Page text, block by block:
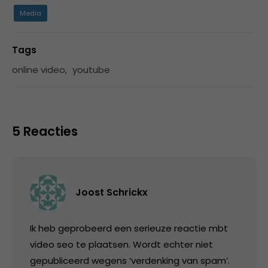
Media
Tags
online video, youtube
5 Reacties
Joost Schrickx
Ik heb geprobeerd een serieuze reactie mbt
video seo te plaatsen. Wordt echter niet
gepubliceerd wegens ‘verdenking van spam’.